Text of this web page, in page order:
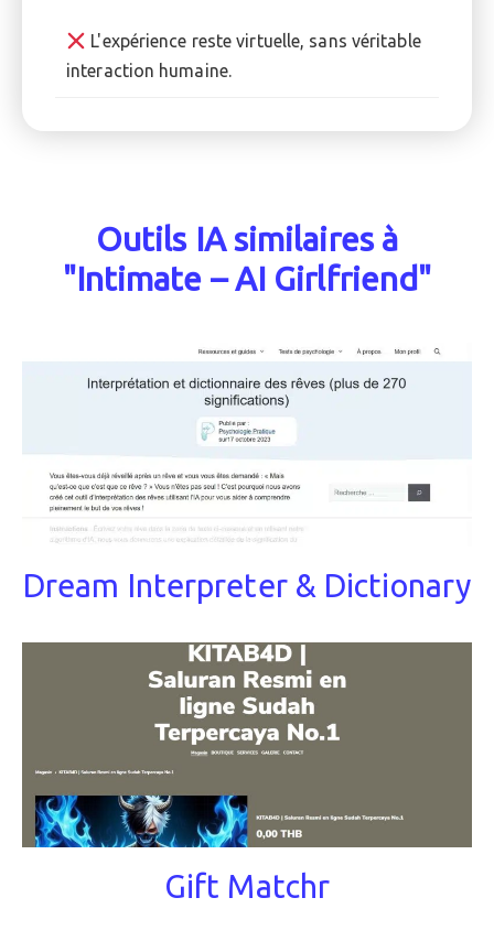
L'expérience reste virtuelle, sans véritable
interaction humaine.
Outils IA similaires à
"Intimate – AI Girlfriend"
Dream Interpreter & Dictionary
Gift Matchr